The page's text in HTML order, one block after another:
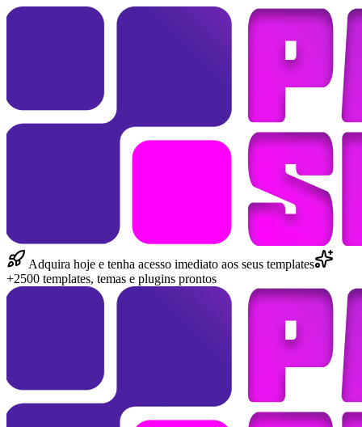
Adquira hoje e tenha acesso imediato aos seus templates
+2500 templates, temas e plugins prontos